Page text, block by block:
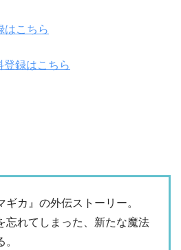
はこちら
録はこちら
カ』の外伝ストーリー。
忘れてしまった、新たな魔法